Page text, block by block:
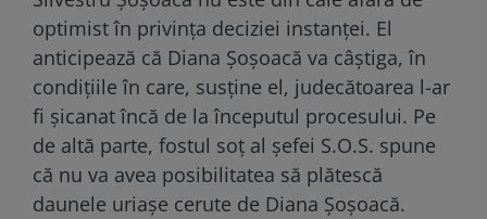
optimist în privința deciziei instanței. El
anticipează că Diana Șoșoacă va câștiga, în
condițiile în care, susține el, judecătoarea l-ar
fi șicanat încă de la începutul procesului. Pe
de altă parte, fostul soț al șefei S.O.S. spune
că nu va avea posibilitatea să plătescă
daunele uriașe cerute de Diana Șoșoacă.